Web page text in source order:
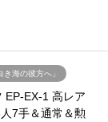
海の彼方へ」
EP-EX-1 高レア
7手＆通常＆勲